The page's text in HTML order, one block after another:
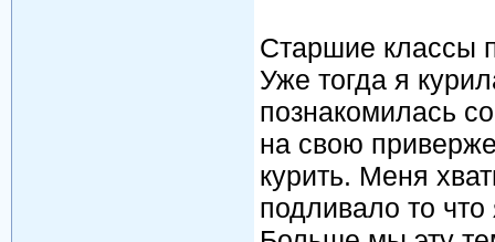
Старшие классы
Уже тогда я
познакомилась
на свою
курить. Меня
подливало то